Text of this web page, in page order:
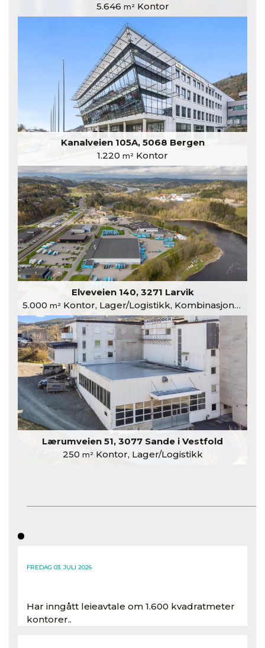
5.646 m²Kontor
Kanalveien 105A, 5068 Bergen
1.220 m² Kontor
Elveveien 140, 3271 Larvik
5.000 m²Kontor, Lager/Logistikk, Kombinasjonslokaler
Lærumveien 51, 3077 Sande i Vestfold
250 m²Kontor, Lager/Logistikk
FREDAG 03. JULI 2026
Har inngått leieavtale om 1.600 kvadratmeter
kontorer..